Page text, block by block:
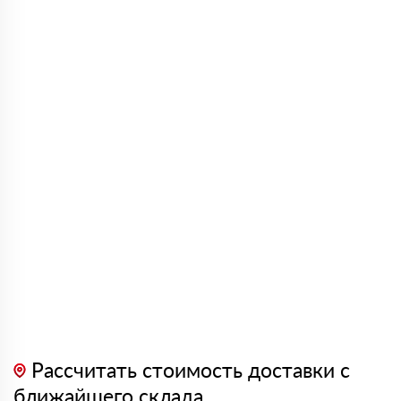
Рассчитать стоимость доставки с
ближайшего склада